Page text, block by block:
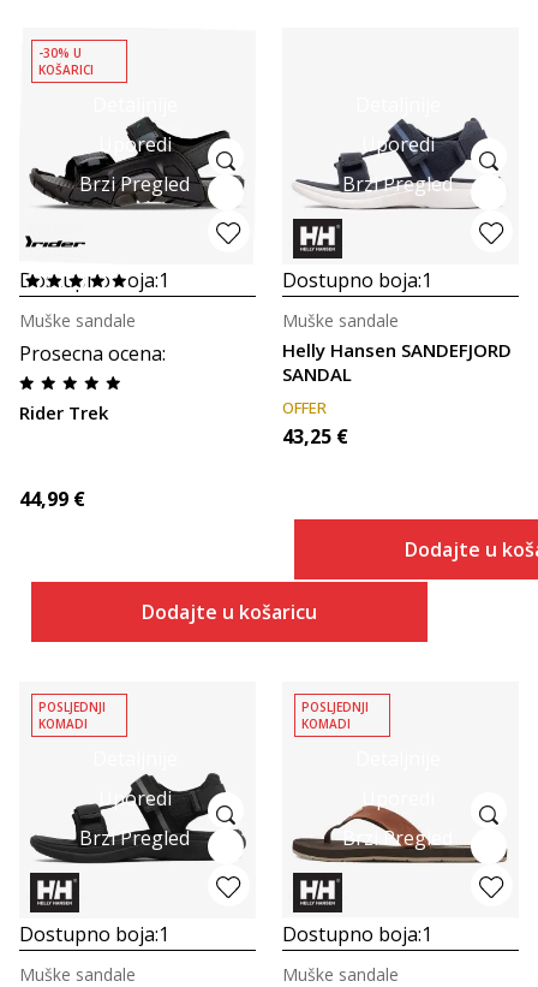
Uporedi
Brzi Pregled
-30% U
KOŠARICI
Dostupno boja:1
Prosecna ocena:
Rider Trek
Muške sandale
44,99 €
Dodajte u košaricu
Uporedi
Brzi Pregled
Dostupno boja:1
Helly Hansen SANDEFJORD
SANDAL
Muške sandale
OFFER
43,25 €
Dodajte u
Uporedi
Brzi Pregled
POSLJEDNJI
KOMADI
Dostupno boja:1
Muške sandale
Brzi Pregled
POSLJEDNJI
KOMADI
Dostupno boja:1
Muške sandale